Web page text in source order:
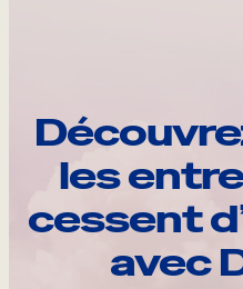
les
cessent
avec